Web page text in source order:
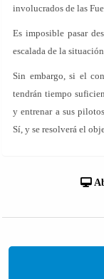
involucrados de las
Es imposible pasar
escalada de la
Sin embargo, si el
tendrán tiempo
y entrenar a sus
Sí, y se resolverá el